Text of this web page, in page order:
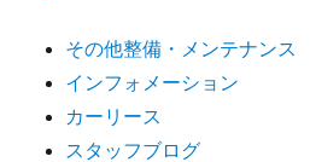
その他整備・メンテナンス
インフォメーション
カーリース
スタッフブログ